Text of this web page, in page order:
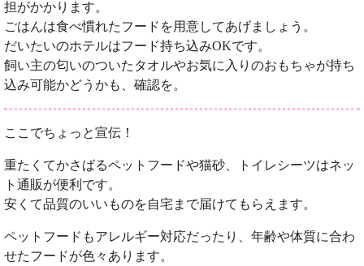
担がかかります。
ごはんは食べ慣れたフードを用意してあげましょう。
だいたいのホテルはフード持ち込みOKです。
飼い主の匂いのついたタオルやお気に入りのおもちゃが持ち
込み可能かどうかも、確認を。
ここでちょっと宣伝！
重たくてかさばるペットフードや猫砂、トイレシーツはネッ
ト通販が便利です。
安くて品質のいいものを自宅まで届けてもらえます。
ペットフードもアレルギー対応だったり、年齢や体質に合わ
せたフードが色々あります。